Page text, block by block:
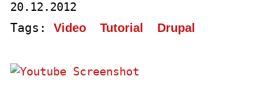
20.12.2012
Tags: Video Tutorial Drupal